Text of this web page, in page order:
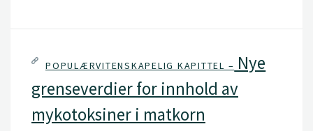
POPULÆRVITENSKAPELIG KAPITTEL – Nye
grenseverdier for innhold av
mykotoksiner i matkorn